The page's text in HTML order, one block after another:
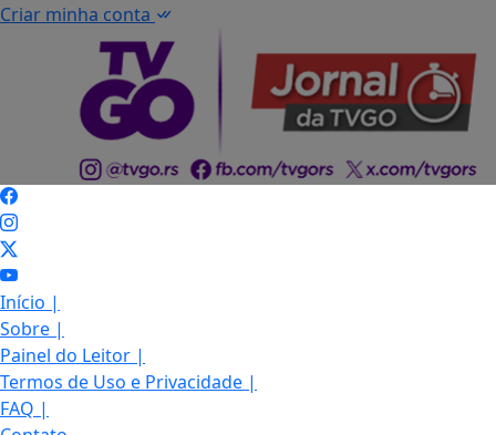
Criar minha conta
Início |
Sobre |
Painel do Leitor |
Termos de Uso e Privacidade |
FAQ |